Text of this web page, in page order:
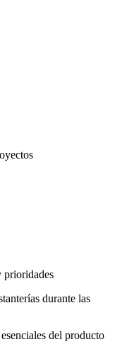
prioridades
durante las
del producto